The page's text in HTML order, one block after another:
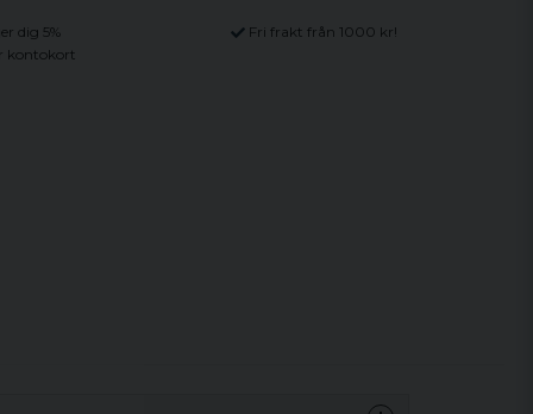
dig 5%
Fri frakt från 1000 kr!
kontokort